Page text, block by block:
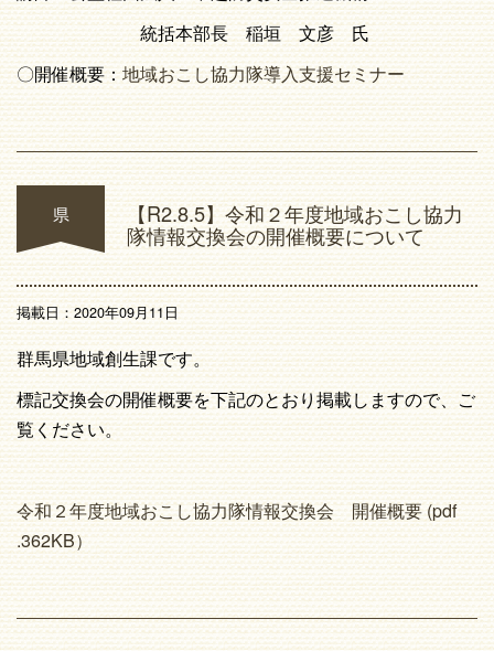
統括本部長 稲垣 文彦 氏
〇開催概要：地域おこし協力隊導入支援セミナー
県 【R2.8.5】令和２年度地域おこし協力
隊情報交換会の開催概要について
掲載日：2020年09月11日
群馬県地域創生課です。
標記交換会の開催概要を下記のとおり掲載しますので、ご
覧ください。
令和２年度地域おこし協力隊情報交換会 開催概要 (pdf
.362KB）